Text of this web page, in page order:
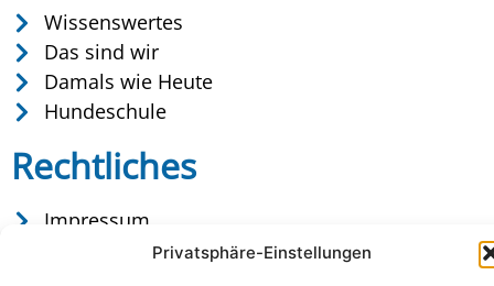
Privatsphäre-Einstellungen
Wissenswertes
Das sind wir
Damals wie Heute
Hundeschule
Rechtliches
Impressum
Datenschutz